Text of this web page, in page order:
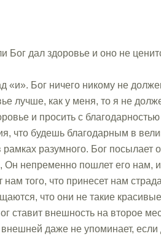
дал здоровье и оно не
«и». Бог ничего никому не
лучше, как у меня, то я не
и просить с
что будешь благодарным в
разумного. Бог
Он непременно пошлет его
того, что принесет нам
что они не такие
ставит внешность на второе
даже не упоминает, если